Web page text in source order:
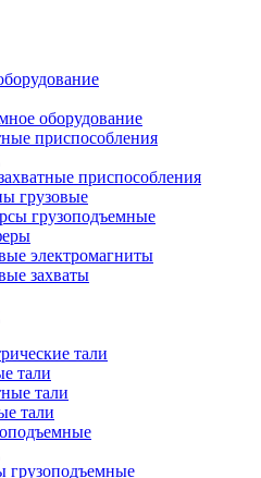
оборудование
приспособления
приспособления
грузовые
грузоподъемные
электромагниты
захваты
тали
тали
тали
тали
грузоподъемные